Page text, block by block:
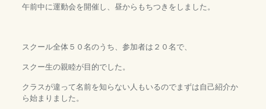
午前中に運動会を開催し、昼からもちつきをしました。
スクール全体５０名のうち、参加者は２０名で、
スクー生の親睦が目的でした。
クラスが違って名前を知らない人もいるのでまずは自己紹介か
ら始まりました。